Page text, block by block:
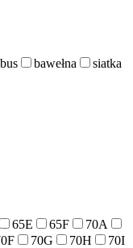
bawełna
siatka
65E 65F
70A
70G 70H
70I